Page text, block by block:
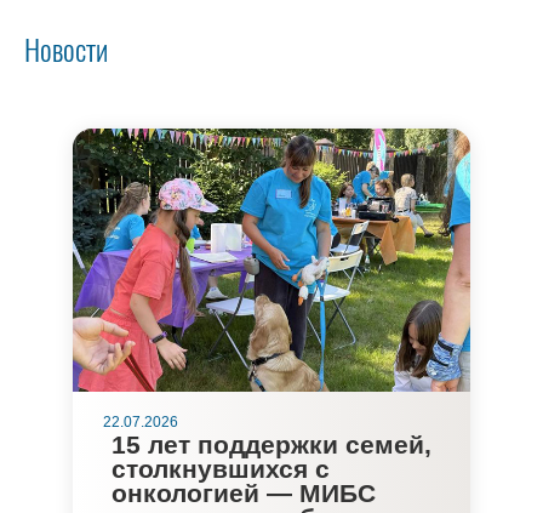
Новости
22.07.2026
15 лет поддержки семей,
столкнувшихся с
онкологией — МИБС